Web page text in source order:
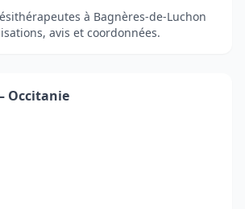
à Bagnères-de-Luchon
avis et coordonnées.
Occitanie